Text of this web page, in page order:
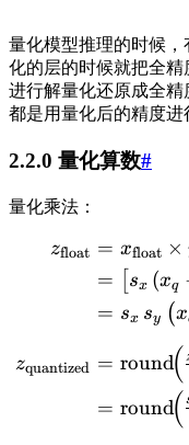
量化模型推理的时候
化的层的时候就把全
进行解量化还原成全
都是用量化后的精度进
2.2.0 量化算数#
量化乘法：
zfloat
zquantized
= xfloat ×
=
sx (xq
= sx sy (x
= round(
= round(